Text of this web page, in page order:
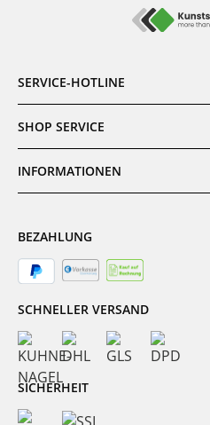
SERVICE-HOTLINE
SHOP SERVICE
INFORMATIONEN
BEZAHLUNG
SCHNELLER VERSAND
SICHERHEIT